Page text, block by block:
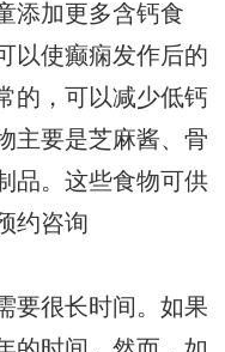
添加更多含钙食
以使癫痫发作后的
的，可以减少低钙
主要是芝麻酱、骨
品。这些食物可供
约咨询
要很长时间。如果